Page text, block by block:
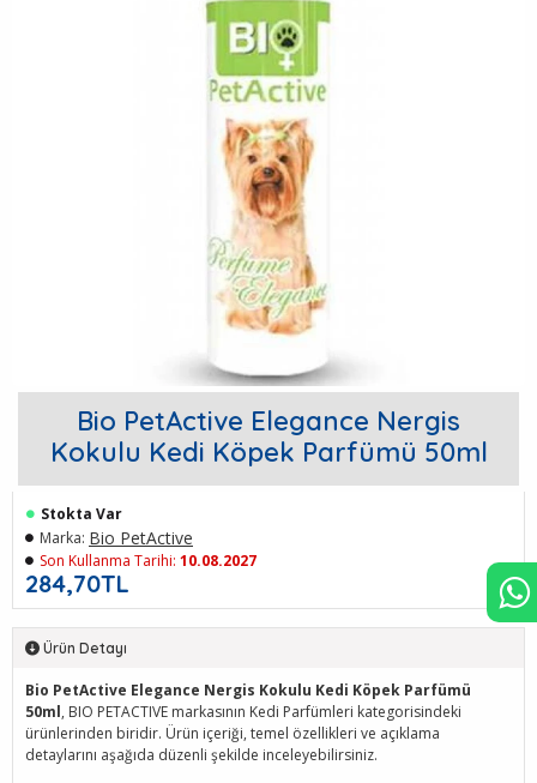
Bio PetActive Elegance Nergis
Kokulu Kedi Köpek Parfümü 50ml
284,70TL
Stokta Var
Marka: Bio PetActive
Son Kullanma Tarihi: 10.08.2027
Ürün Detayı
Bio PetActive Elegance Nergis Kokulu Kedi Köpek Parfümü
50ml, BIO PETACTIVE markasının Kedi Parfümleri kategorisindeki
ürünlerinden biridir. Ürün içeriği, temel özellikleri ve açıklama
detaylarını aşağıda düzenli şekilde inceleyebilirsiniz.